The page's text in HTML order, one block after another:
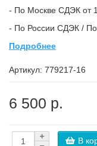
- По Москве СДЭК от
- По России СДЭК /
Подробнее
Артикул: 779217-16
6 500 р.
В